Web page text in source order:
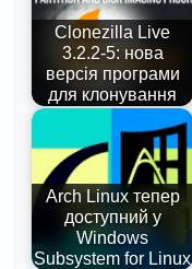
Clonezilla Live
3.2.2-5: нова
версія програми
для клонування
Arch Linux тепер
доступний у
Windows
Subsystem for Linux